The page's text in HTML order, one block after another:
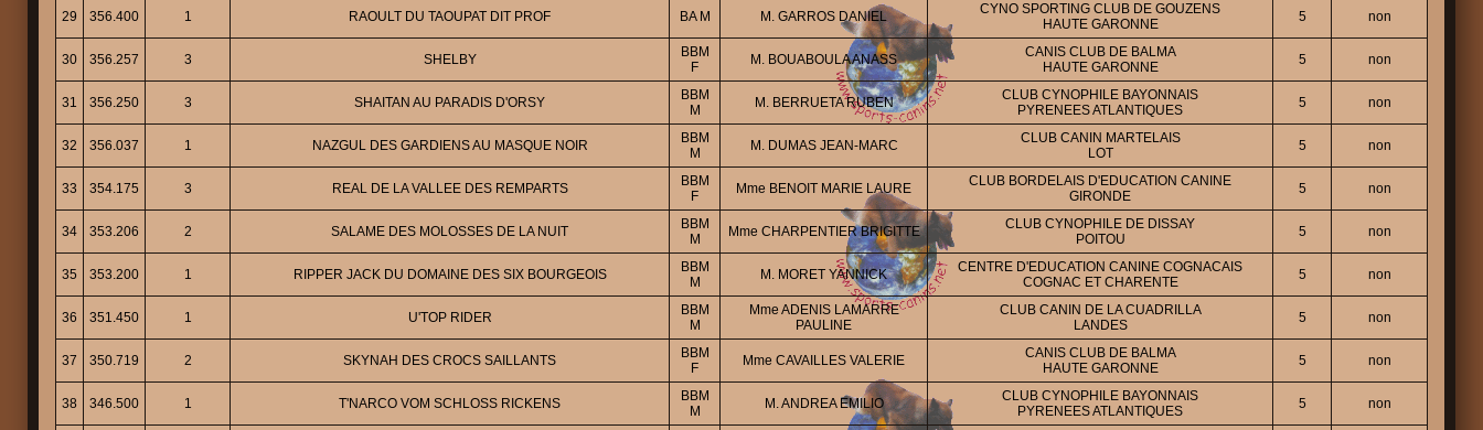
29 356.400 1 RAOULT DU TAOUPAT DIT PROF BA M M. GARROS DANIEL
CYNO SPORTING CLUB DE GOUZENS
HAUTE GARONNE
5 non
30 356.257 3 SHELBY
BBM
F
M. BOUABOULA ANASS
CANIS CLUB DE BALMA
HAUTE GARONNE
5 non
31 356.250 3 SHAITAN AU PARADIS D'ORSY
BBM
M
M. BERRUETA RUBEN
CLUB CYNOPHILE BAYONNAIS
PYRENEES ATLANTIQUES
5 non
32 356.037 1 NAZGUL DES GARDIENS AU MASQUE NOIR
BBM
M
M. DUMAS JEAN-MARC
CLUB CANIN MARTELAIS
LOT
5 non
33 354.175 3 REAL DE LA VALLEE DES REMPARTS
BBM
F
Mme BENOIT MARIE LAURE
CLUB BORDELAIS D'EDUCATION CANINE
GIRONDE
5 non
34 353.206 2 SALAME DES MOLOSSES DE LA NUIT
BBM
M
Mme CHARPENTIER BRIGITTE
CLUB CYNOPHILE DE DISSAY
POITOU
5 non
35 353.200 1 RIPPER JACK DU DOMAINE DES SIX BOURGEOIS
BBM
M
M. MORET YANNICK
CENTRE D'EDUCATION CANINE COGNACAIS
COGNAC ET CHARENTE
5 non
36 351.450 1 U'TOP RIDER
BBM
M
Mme ADENIS LAMARRE
PAULINE
CLUB CANIN DE LA CUADRILLA
LANDES
5 non
37 350.719 2 SKYNAH DES CROCS SAILLANTS
BBM
F
Mme CAVAILLES VALERIE
CANIS CLUB DE BALMA
HAUTE GARONNE
5 non
38 346.500 1 T'NARCO VOM SCHLOSS RICKENS
BBM
M
M. ANDREA EMILIO
CLUB CYNOPHILE BAYONNAIS
PYRENEES ATLANTIQUES
5 non